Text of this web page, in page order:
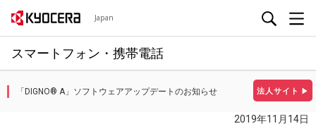
Japan
スマートフォン・携帯電話
法人サイト ▶
「DIGNO® A」ソフトウェアアップデートのお知らせ
2019年11月14日